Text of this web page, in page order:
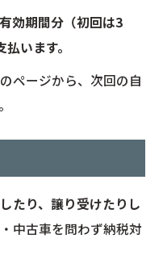
効期間分（初回は3
います。
ページから、次回の自
たり、譲り受けたりし
中古車を問わず納税対